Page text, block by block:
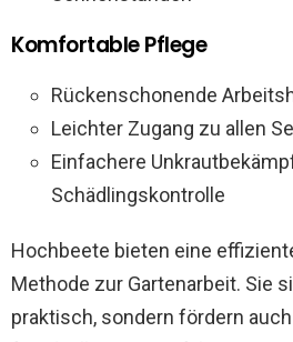
Komfortable Pflege
Rückenschonende
Leichter Zugang zu allen
Einfachere
Schädlingskontrolle
Hochbeete bieten eine
Methode zur Gartenarbeit. Sie
praktisch, sondern fördern